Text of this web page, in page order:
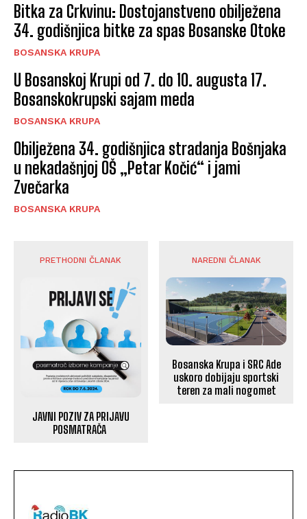
Bitka za Crkvinu: Dostojanstveno obilježena
34. godišnjica bitke za spas Bosanske Otoke
BOSANSKA KRUPA
U Bosanskoj Krupi od 7. do 10. augusta 17.
Bosanskokrupski sajam meda
BOSANSKA KRUPA
Obilježena 34. godišnjica stradanja Bošnjaka
u nekadašnjoj OŠ „Petar Kočić“ i jami
Zvečarka
BOSANSKA KRUPA
PRETHODNI ČLANAK
JAVNI POZIV ZA PRIJAVU
POSMATRAČA
NAREDNI ČLANAK
Bosanska Krupa i SRC Ade
uskoro dobijaju sportski
teren za mali nogomet